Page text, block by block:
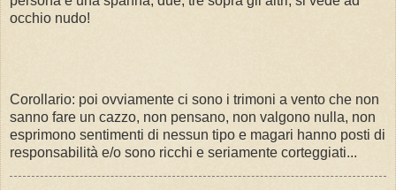
occhio nudo!
Corollario: poi ovviamente ci sono i trimoni a vento che non
sanno fare un cazzo, non pensano, non valgono nulla, non
esprimono sentimenti di nessun tipo e magari hanno posti di
responsabilità e/o sono ricchi e seriamente corteggiati...